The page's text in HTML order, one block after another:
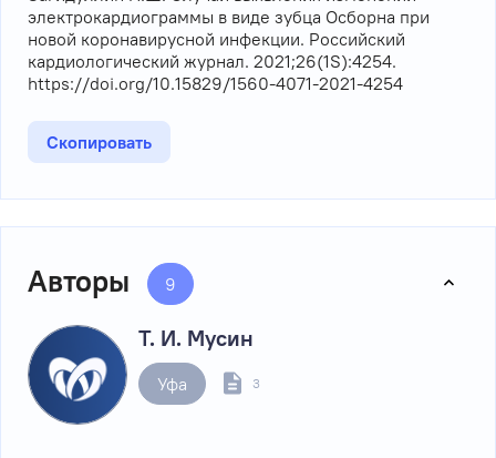
электрокардиограммы в виде зубца Осборна при
новой коронавирусной инфекции. Российский
кардиологический журнал. 2021;26(1S):4254.
https://doi.org/10.15829/1560-4071-2021-4254
Скопировать
Авторы 9
Т. И. Мусин
Уфа 3